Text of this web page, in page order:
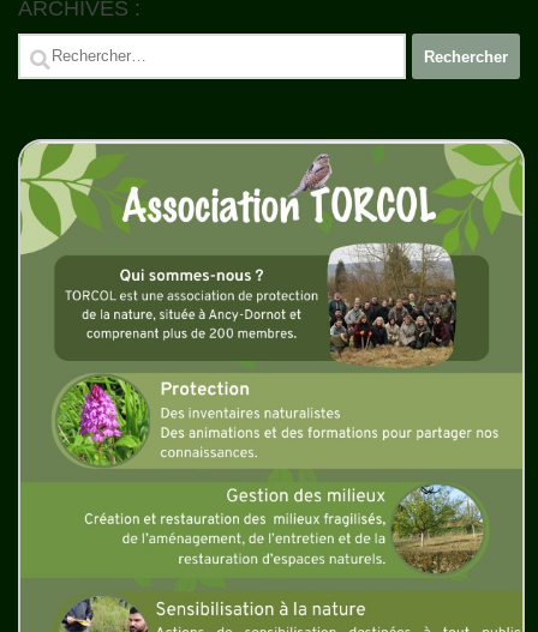
ARCHIVES :
Rechercher :